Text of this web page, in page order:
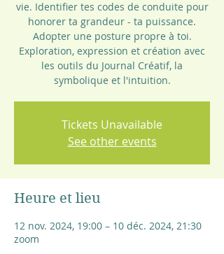
vie. Identifier tes codes de conduite pour
honorer ta grandeur - ta puissance.
Adopter une posture propre à toi.
Exploration, expression et création avec
les outils du Journal Créatif, la
symbolique et l'intuition.
Tickets Unavailable
See other events
Heure et lieu
12 nov. 2024, 19:00 – 10 déc. 2024, 21:30
zoom